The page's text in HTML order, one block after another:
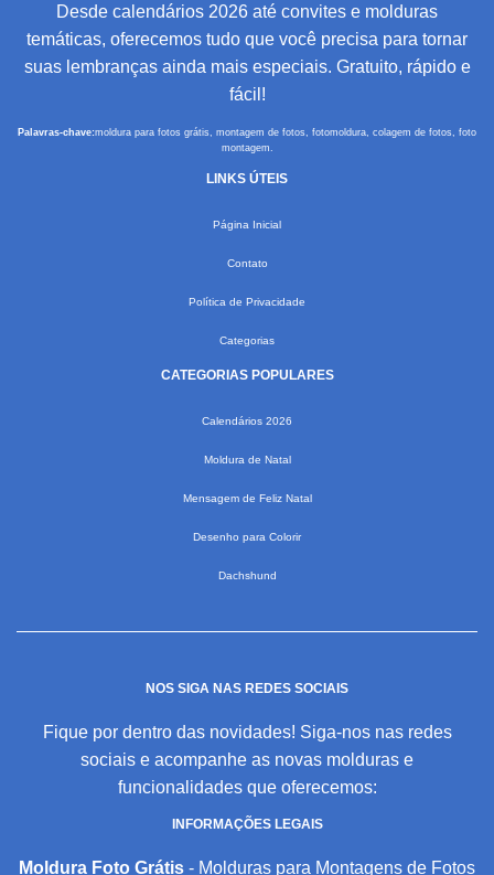
Desde calendários 2026 até convites e molduras
temáticas, oferecemos tudo que você precisa para tornar
suas lembranças ainda mais especiais. Gratuito, rápido e
fácil!
Palavras-chave:moldura para fotos grátis, montagem de fotos, fotomoldura, colagem de fotos, foto
montagem.
LINKS ÚTEIS
Página Inicial
Contato
Política de Privacidade
Categorias
CATEGORIAS POPULARES
Calendários 2026
Moldura de Natal
Mensagem de Feliz Natal
Desenho para Colorir
Dachshund
NOS SIGA NAS REDES SOCIAIS
Fique por dentro das novidades! Siga-nos nas redes
sociais e acompanhe as novas molduras e
funcionalidades que oferecemos:
INFORMAÇÕES LEGAIS
Moldura Foto Grátis - Molduras para Montagens de Fotos